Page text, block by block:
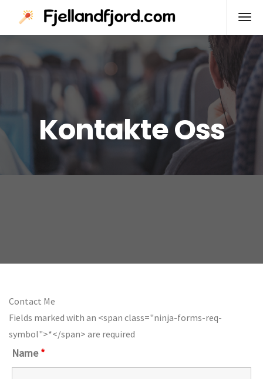
Kontakte Oss
Contact Me
Fields marked with an <span class="ninja-forms-req-
symbol">*</span> are required
Name*